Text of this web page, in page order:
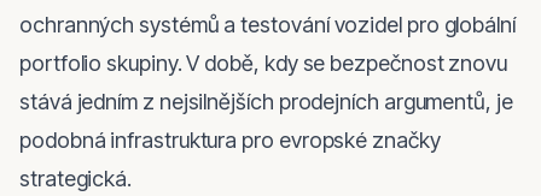
ochranných systémů a testování vozidel pro globální
portfolio skupiny. V době, kdy se bezpečnost znovu
stává jedním z nejsilnějších prodejních argumentů, je
podobná infrastruktura pro evropské značky
strategická.